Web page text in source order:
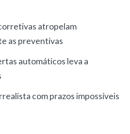
atropelam
as preventivas
automáticos leva a
com prazos impossíveis